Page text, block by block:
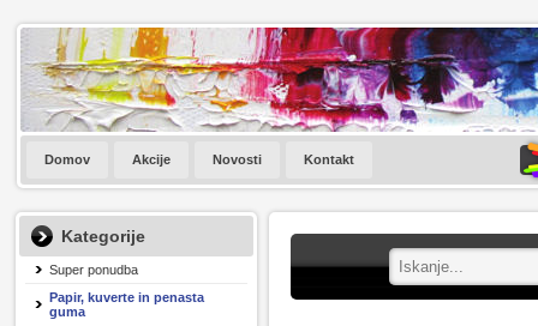
Domov Akcije Novosti Kontakt
Kategorije
Super ponudba
Papir, kuverte in penasta
guma